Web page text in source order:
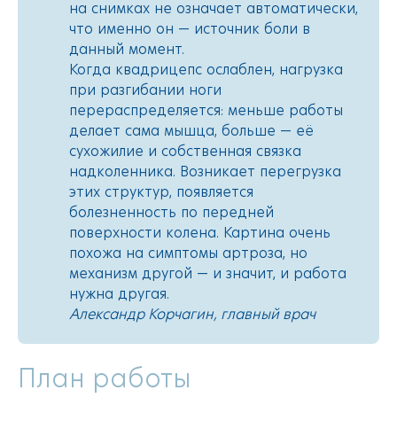
на снимках не означает автоматически,
что именно он — источник боли в
данный момент.
Когда квадрицепс ослаблен, нагрузка
при разгибании ноги
перераспределяется: меньше работы
делает сама мышца, больше — её
сухожилие и собственная связка
надколенника. Возникает перегрузка
этих структур, появляется
болезненность по передней
поверхности колена. Картина очень
похожа на симптомы артроза, но
механизм другой — и значит, и работа
нужна другая.
Александр Корчагин, главный врач
План работы